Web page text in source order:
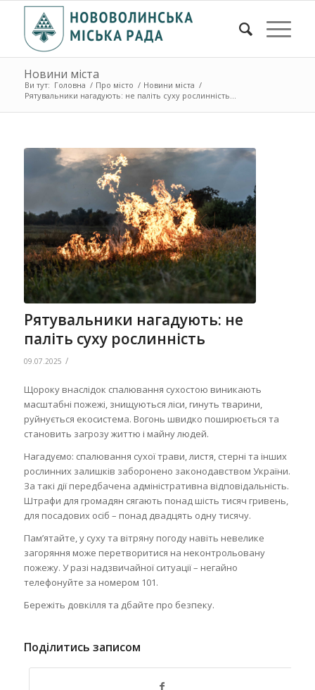
Новини міста
Ви тут: Головна / Про місто / Новини міста /
Рятувальники нагадують: не паліть суху рослинність...
Рятувальники нагадують: не
паліть суху рослинність
09.07.2025 /
Щороку внаслідок спалювання сухостою виникають
масштабні пожежі, знищуються ліси, гинуть тварини,
руйнується екосистема. Вогонь швидко поширюється та
становить загрозу життю і майну людей.
Нагадуємо: спалювання сухої трави, листя, стерні та інших
рослинних залишків заборонено законодавством України.
За такі дії передбачена адміністративна відповідальність.
Штрафи для громадян сягають понад шість тисяч гривень,
для посадових осіб – понад двадцять одну тисячу.
Пам’ятайте, у суху та вітряну погоду навіть невелике
загоряння може перетворитися на неконтрольовану
пожежу. У разі надзвичайної ситуації – негайно
телефонуйте за номером 101.
Бережіть довкілля та дбайте про безпеку.
Поділитись записом